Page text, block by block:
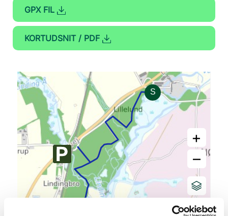
GPX FIL
KORTUDSNIT / PDF
+
–